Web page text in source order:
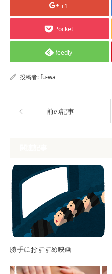
+1
Pocket
feedly
投稿者:fu-wa
前の記事
勝手におすすめ映画